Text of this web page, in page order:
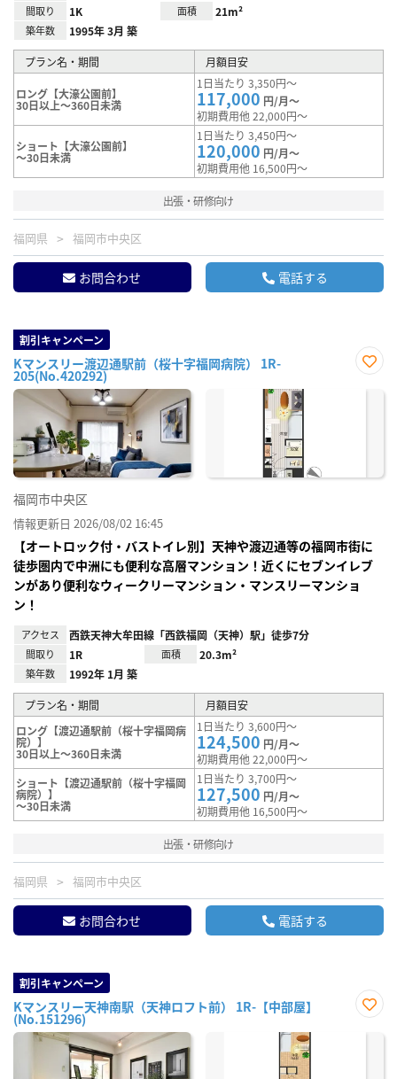
間取り 1K 面積 21m²
築年数 1995年 3月 築
プラン名・期間 月額目安
ロング【大濠公園前】
30日以上～360日未満
1日当たり 3,350円～
117,000 円/月～
初期費用他 22,000円～
ショート【大濠公園前】
～30日未満
1日当たり 3,450円～
120,000 円/月～
初期費用他 16,500円～
出張・研修向け
福岡県 福岡市中央区
お問合わせ 電話する
割引キャンペーン
Kマンスリー渡辺通駅前（桜十字福岡病院） 1R-
205(No.420292)
に入
福岡市中央区
情報更新日 2026/08/02 16:45
【オートロック付・バストイレ別】天神や渡辺通等の福岡市街に
徒歩圏内で中洲にも便利な高層マンション！近くにセブンイレブ
ンがあり便利なウィークリーマンション・マンスリーマンショ
ン！
アクセス 西鉄天神大牟田線「西鉄福岡（天神）駅」徒歩7分
間取り 1R 面積 20.3m²
築年数 1992年 1月 築
プラン名・期間
月額目安
ロング【渡辺通駅前（桜十字福岡病
院）】
30日以上～360日未満
1日当たり 3,600円～
124,500 円/月～
初期費用他 22,000円～
ショート【渡辺通駅前（桜十字福岡
病院）】
～30日未満
1日当たり 3,700円～
127,500 円/月～
初期費用他 16,500円～
出張・研修向け
福岡県 福岡市中央区
お問合わせ 電話する
割引キャンペーン
Kマンスリー天神南駅（天神ロフト前） 1R-【中部屋】
(No.151296)
に入